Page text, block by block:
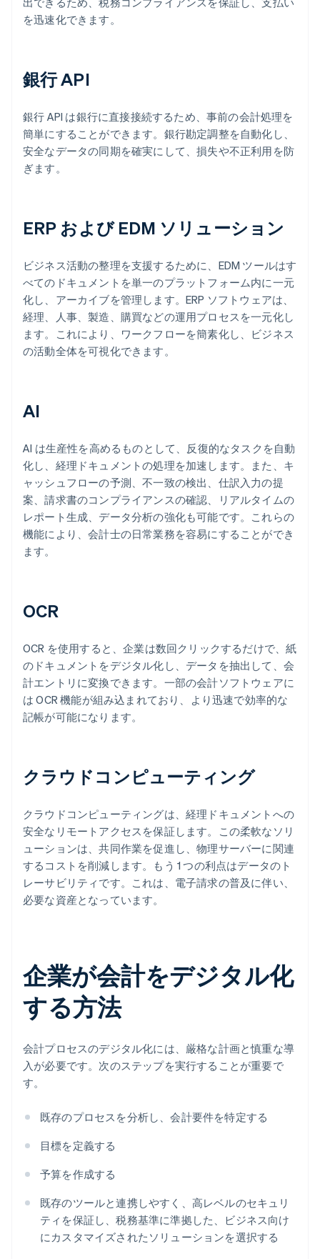
を迅速化できます。
銀行 API
銀行 API は銀行に直接接続するため、事前の会計処理を
簡単にすることができます。銀行勘定調整を自動化し、
安全なデータの同期を確実にして、損失や不正利用を防
ぎます。
ERP および EDM ソリューション
ビジネス活動の整理を支援するために、EDM ツールはす
べてのドキュメントを単一のプラットフォーム内に一元
化し、アーカイブを管理します。ERP ソフトウェアは、
経理、人事、製造、購買などの運用プロセスを一元化し
ます。これにより、ワークフローを簡素化し、ビジネス
の活動全体を可視化できます。
AI
AI は生産性を高めるものとして、反復的なタスクを自動
化し、経理ドキュメントの処理を加速します。また、キ
ャッシュフローの予測、不一致の検出、仕訳入力の提
案、請求書のコンプライアンスの確認、リアルタイムの
レポート生成、データ分析の強化も可能です。これらの
機能により、会計士の日常業務を容易にすることができ
ます。
OCR
OCR を使用すると、企業は数回クリックするだけで、紙
のドキュメントをデジタル化し、データを抽出して、会
計エントリに変換できます。一部の会計ソフトウェアに
は OCR 機能が組み込まれており、より迅速で効率的な
記帳が可能になります。
クラウドコンピューティング
クラウドコンピューティングは、経理ドキュメントへの
安全なリモートアクセスを保証します。この柔軟なソリ
ューションは、共同作業を促進し、物理サーバーに関連
するコストを削減します。もう 1 つの利点はデータのト
レーサビリティです。これは、電子請求の普及に伴い、
必要な資産となっています。
企業が会計をデジタル化
する方法
会計プロセスのデジタル化には、厳格な計画と慎重な導
入が必要です。次のステップを実行することが重要で
す。
既存のプロセスを分析し、会計要件を特定する
目標を定義する
予算を作成する
既存のツールと連携しやすく、高レベルのセキュリ
ティを保証し、税務基準に準拠した、ビジネス向け
にカスタマイズされたソリューションを選択する